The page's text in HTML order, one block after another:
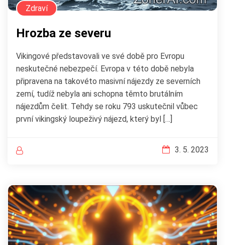
Zdraví
Hrozba ze severu
Vikingové představovali ve své době pro Evropu
neskutečné nebezpečí. Evropa v této době nebyla
připravena na takovéto masivní nájezdy ze severních
zemí, tudíž nebyla ani schopna těmto brutálním
nájezdům čelit. Tehdy se roku 793 uskutečnil vůbec
první vikingský loupeživý nájezd, který byl […]
3. 5. 2023